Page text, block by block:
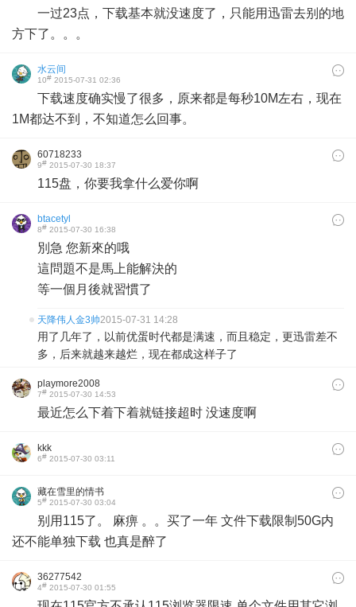
一过23点，下载基本就没速度了，只能用迅雷去别的地
方下了。。。
水云间
10# 2015-07-31 02:36
下载速度确实慢了很多，原来都是每秒10M左右，现在
1M都达不到，不知道怎么回事。
60718233
9# 2015-07-30 18:37
115盘，你要我拿什么爱你啊
btacetyl
8# 2015-07-30 16:38
別急 您新來的哦
這問題不是馬上能解決的
等一個月後就習慣了
天降伟人金3帅2015-07-31 14:28
用了几年了，以前优蛋时代都是满速，而且稳定，更迅雷差不
多，后来就越来越烂，现在都成这样子了
playmore2008
7# 2015-07-30 14:53
最近怎么下着下着就链接超时 没速度啊
kkk
6# 2015-07-30 03:11
藏在雪里的情书
5# 2015-07-30 03:04
别用115了。 麻痹 。。买了一年 文件下载限制50G内
还不能单独下载 也真是醉了
36277542
4# 2015-07-30 01:55